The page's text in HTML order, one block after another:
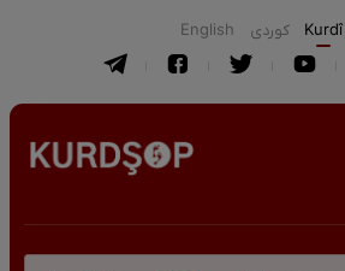
English كوردی Kurdî